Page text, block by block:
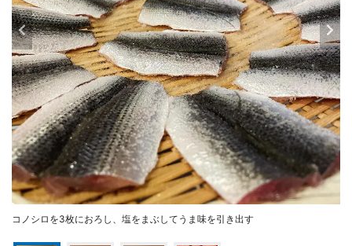
コノシロを3枚におろし、塩をまぶしてうま味を引き出す